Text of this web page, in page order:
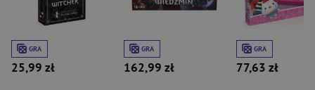
GRA
25,99 zł
GRA
162,99 zł
GRA
77,63 zł